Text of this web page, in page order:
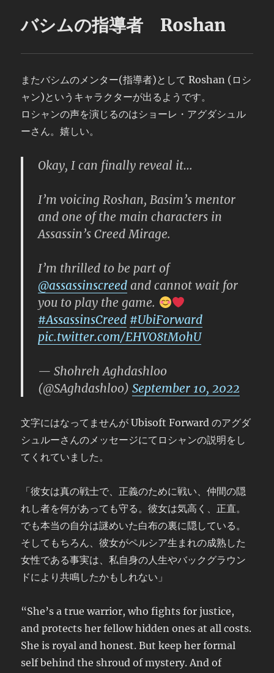
バシムの指導者 Roshan
またバシムのメンター(指導者)として Roshan (ロシ
ャン)というキャラクターが出るようです。
ロシャンの声を演じるのはショーレ・アグダシュル
ーさん。嬉しい。
Okay, I can finally reveal it…
I’m voicing Roshan, Basim’s mentor
and one of the main characters in
Assassin’s Creed Mirage.
I’m thrilled to be part of
@assassinscreed and cannot wait for
you to play the game.
#AssassinsCreed #UbiForward
pic.twitter.com/EHVO8tM0hU
— Shohreh Aghdashloo
(@SAghdashloo)September 10, 2022
文字にはなってませんが Ubisoft Forward のアグダ
シュルーさんのメッセージにてロシャンの説明をし
てくれていました。
「彼女は真の戦士で、正義のために戦い、仲間の隠
れし者を何があっても守る。彼女は気高く、正直。
でも本当の自分は謎めいた白布の裏に隠している。
そしてもちろん、彼女がペルシア生まれの成熟した
女性である事実は、私自身の人生やバックグラウン
ドにより共鳴したかもしれない」
“She’s a true warrior, who fights for justice,
and protects her fellow hidden ones at all costs.
She is royal and honest. But keep her formal
self behind the shroud of mystery. And of